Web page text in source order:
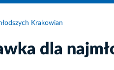
Krakowian
dla